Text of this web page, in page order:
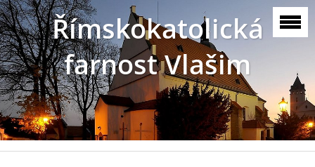
Římskokatolická
farnost Vlašim